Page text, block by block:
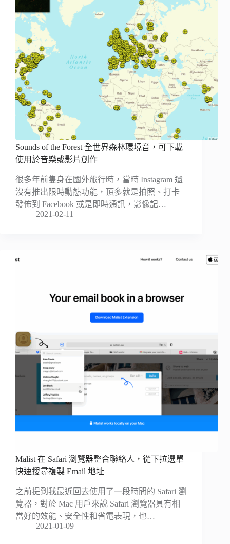
Sounds of the Forest 全世界森林環境音，可下載
使用於音樂或影片創作
很多年前隻身在國外旅行時，當時 Instagram 還
沒有推出限時動態功能，頂多就是拍照、打卡
發佈到 Facebook 或是即時通訊，影像記…
2021-02-11
Malist 在 Safari 瀏覽器整合聯絡人，從下拉選單
快速搜尋複製 Email 地址
之前提到我最近回去使用了一段時間的 Safari 瀏
覽器，對於 Mac 用戶來說 Safari 瀏覽器具有相
當好的效能、安全性和省電表現，也…
2021-01-09